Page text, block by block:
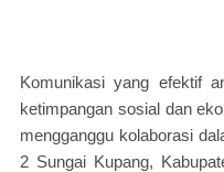
Komunikasi yang efektif
ketimpangan sosial dan
mengganggu kolaborasi
2 Sungai Kupang,